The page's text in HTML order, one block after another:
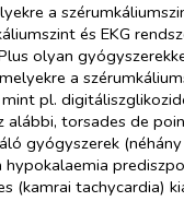
a
és EKG
olyan
a
pl.
alábbi, torsades de
gyógyszerek
(kamrai tachycardia)